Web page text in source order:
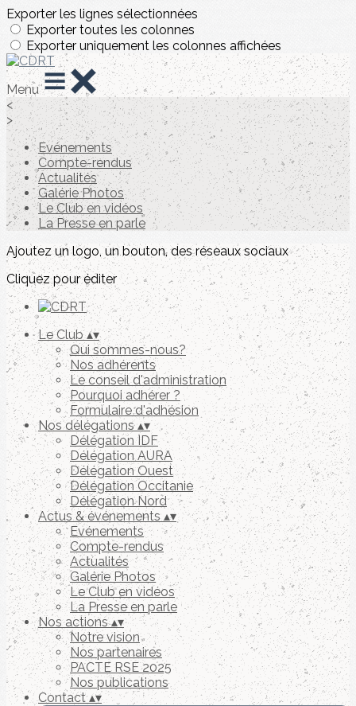
Exporter les lignes sélectionnées
Exporter toutes les colonnes
Exporter uniquement les colonnes affichées
Menu
<
>
Evénements
Compte-rendus
Actualités
Galérie Photos
Le Club en vidéos
La Presse en parle
Ajoutez un logo, un bouton, des réseaux sociaux
Cliquez pour éditer
Le Club▴▾
Qui sommes-nous?
Nos adhérents
Le conseil d'administration
Pourquoi adhérer ?
Formulaire d'adhésion
Nos délégations▴▾
Délégation IDF
Délégation AURA
Délégation Ouest
Délégation Occitanie
Délégation Nord
Actus & événements ▴▾
Evénements
Compte-rendus
Actualités
Galérie Photos
Le Club en vidéos
La Presse en parle
Nos actions▴▾
Notre vision
Nos partenaires
PACTE RSE 2025
Nos publications
Contact▴▾